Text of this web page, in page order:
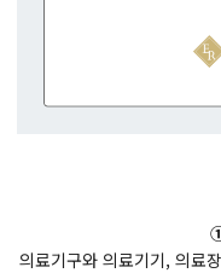
의료기구와 의료기기, 의료